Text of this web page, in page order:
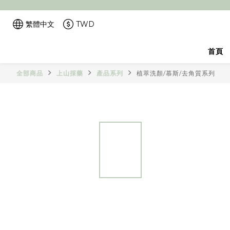
繁體中文 TWD
首頁
全部商品 上山採藥 產品系列 植萃洗顏/慕斯/去角質系列